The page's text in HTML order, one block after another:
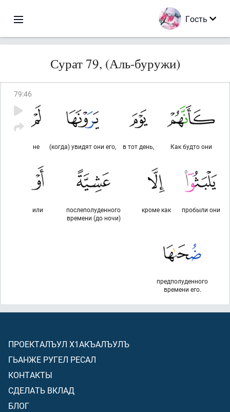
Гость
Сурат 79, (Аль-буружи)
79:46
Как будто они
в тот день,
(когда) увидят они его,
не
пробыли они
кроме как
послеполуденного
времени (до ночи)
или
предполуденного
времени его.
ПРОЕКТАЛЪУЛ Х1АКЪАЛЪУЛЪ
ГЬАНЖЕ РУГЕЛ РЕСАЛ
КОНТАКТЫ
СДЕЛАТЬ ВКЛАД
БЛОГ